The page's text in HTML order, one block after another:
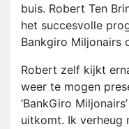
buis. Robert Ten
het succesvolle
Bankgiro Miljonairs
Robert zelf kijkt
weer te mogen
‘BankGiro
uitkomt. Ik verheug